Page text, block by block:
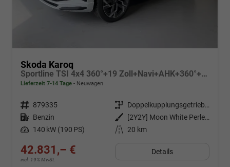
Skoda Karoq
Sportline TSI 4x4 360°+19 Zoll+Navi+AHK+360°+ACC+Frontscheibe beheizbar+Travel Assist
Lieferzeit 7-14 Tage Neuwagen
Fahrzeugnr. 879335 Getriebe
Doppelkupplungsgetriebe (DSG)
Kraftstoff Benzin Außenfarbe
[2Y2Y] Moon White Perleffekt
Leistung 140 kW (190 PS) Kilometerstand 20 km
42.831,– €
incl. 19% MwSt.
Details